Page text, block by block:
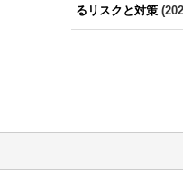
るリスクと対策